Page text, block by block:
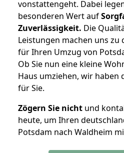
vonstattengeht. Dabei
besonderen Wert auf
Zuverlässigkeit. Die
Leistungen machen uns zu
für Ihren Umzug von
Ob Sie nun eine kleine
Haus umziehen, wir haben
für Sie.
Zögern Sie nicht und
heute, um Ihren
Potsdam nach Waldheim